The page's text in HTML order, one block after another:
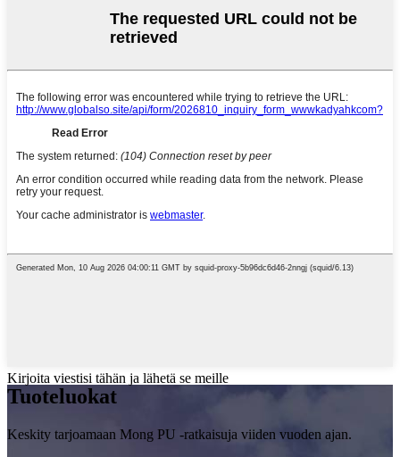
Kirjoita viestisi tähän ja lähetä se meille
Tuoteluokat
Keskity tarjoamaan Mong PU -ratkaisuja viiden vuoden ajan.